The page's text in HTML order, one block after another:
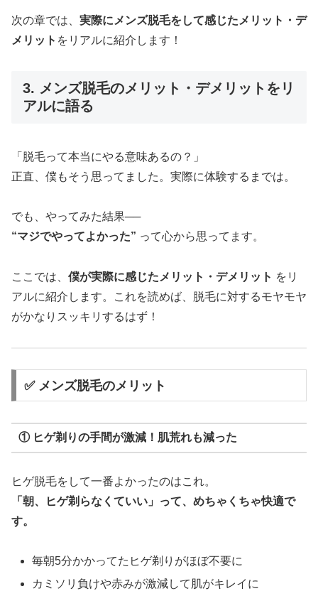
次の章では、 実際にメンズ脱毛をして感じたメリット・デ
メリット をリアルに紹介します！
3. メンズ脱毛のメリット・デメリットをリ
アルに語る
「脱毛って本当にやる意味あるの？」
正直、僕もそう思ってました。実際に体験するまでは。
でも、やってみた結果──
“マジでやってよかった” って心から思ってます。
ここでは、 僕が実際に感じたメリット・デメリット をリ
アルに紹介します。これを読めば、脱毛に対するモヤモヤ
がかなりスッキリするはず！
✅ メンズ脱毛のメリット
① ヒゲ剃りの手間が激減！肌荒れも減った
ヒゲ脱毛をして一番よかったのはこれ。
「朝、ヒゲ剃らなくていい」って、めちゃくちゃ快適で
す。
毎朝5分かかってたヒゲ剃りがほぼ不要に
カミソリ負けや赤みが激減して肌がキレイに